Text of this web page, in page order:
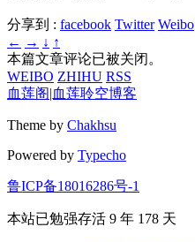
分享到 : facebook Twitter Weibo
← → ↓ ↑
本篇文章评论已被关闭。
WEIBO ZHIHU RSS
血莲阁|血莲聆空博客
Theme by Chakhsu
Powered by Typecho
鲁ICP备18016286号-1
本站已勉强存活 9 年 178 天